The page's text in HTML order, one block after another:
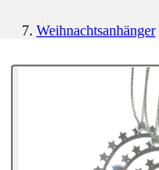
Weihnachtsanhänger